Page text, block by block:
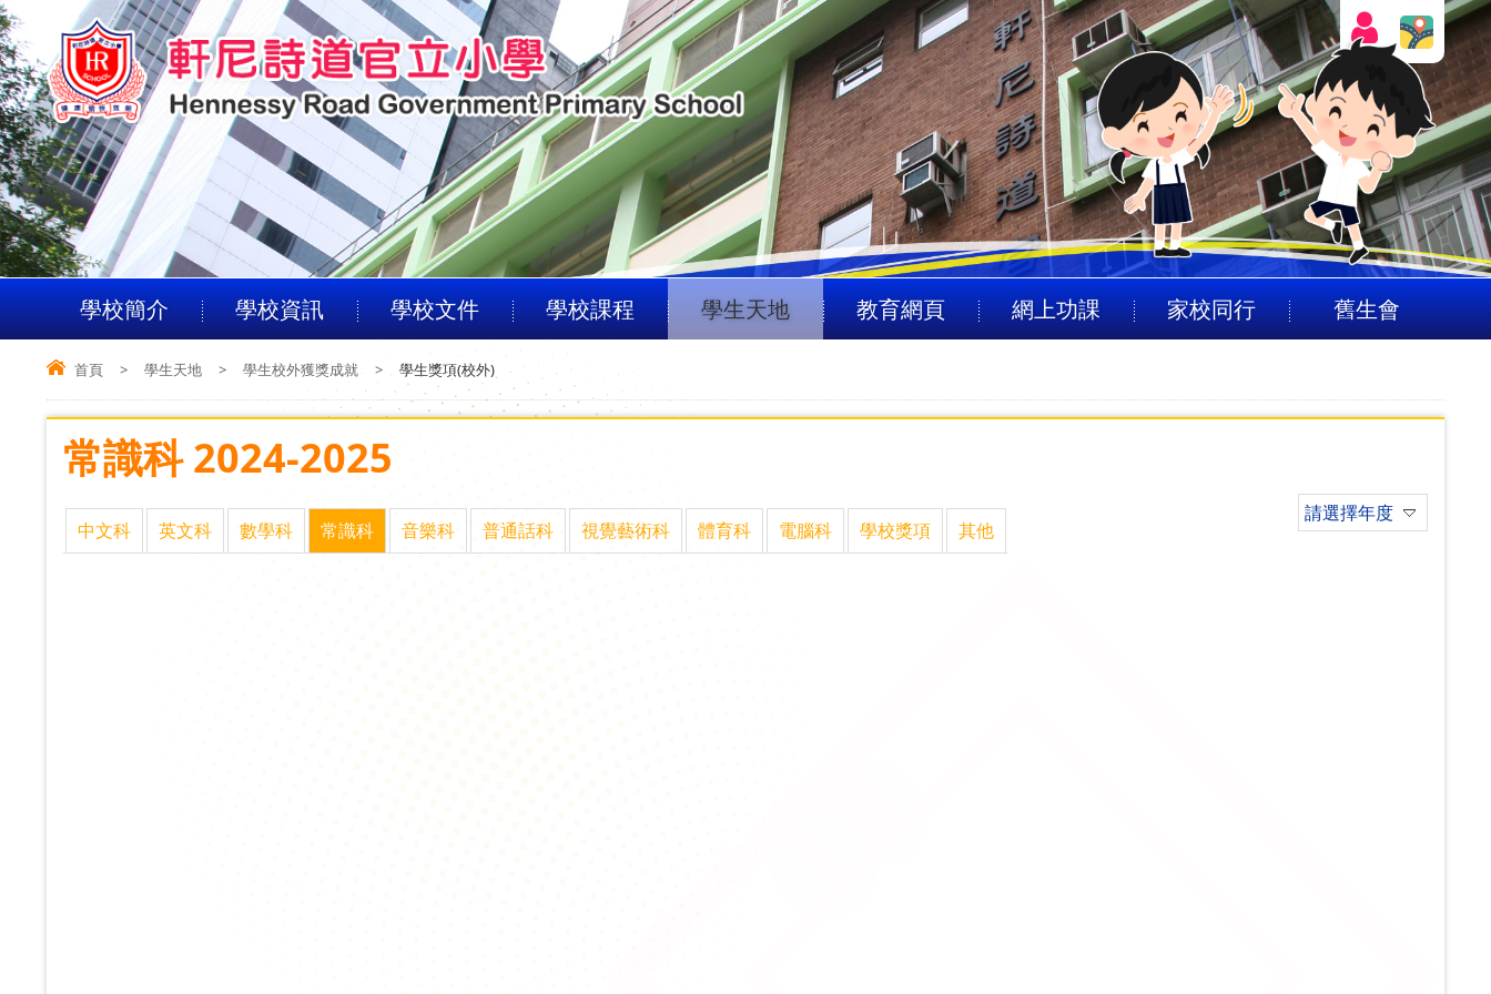
學校簡介 學校資訊 學校文件 學校課程 學生天地 教育網頁 網上功課 家校同行 舊生會
首頁 > 學生天地 > 學生校外獲獎成就 > 學生獎項(校外)
常識科 2024-2025
中文科 英文科 數學科 常識科 音樂科 普通話科 視覺藝術科 體育科 電腦科 學校獎項 其他
請選擇年度